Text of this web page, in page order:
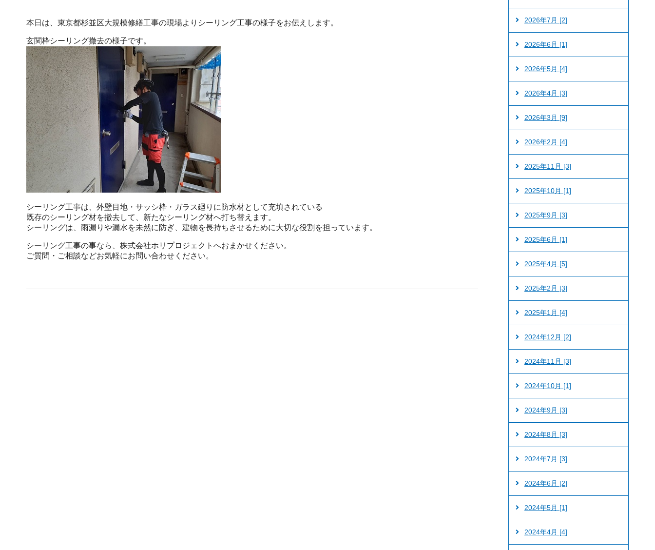
本日は、東京都杉並区大規模修繕工事の現場よりシーリング工事の様子をお伝えします。
玄関枠シーリング撤去の様子です。
シーリング工事は、外壁目地・サッシ枠・ガラス廻りに防水材として充填されている
既存のシーリング材を撤去して、新たなシーリング材へ打ち替えます。
シーリングは、雨漏りや漏水を未然に防ぎ、建物を長持ちさせるために大切な役割を担っています。
シーリング工事の事なら、株式会社ホリプロジェクトへおまかせください。
ご質問・ご相談などお気軽にお問い合わせください。
2026年7月 [2]
2026年6月 [1]
2026年5月 [4]
2026年4月 [3]
2026年3月 [9]
2026年2月 [4]
2025年11月 [3]
2025年10月 [1]
2025年9月 [3]
2025年6月 [1]
2025年4月 [5]
2025年2月 [3]
2025年1月 [4]
2024年12月 [2]
2024年11月 [3]
2024年10月 [1]
2024年9月 [3]
2024年8月 [3]
2024年7月 [3]
2024年6月 [2]
2024年5月 [1]
2024年4月 [4]